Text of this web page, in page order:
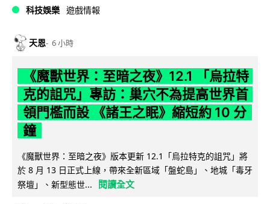
科技娛樂 遊戲情報
天恩 6 小時
《魔獸世界：至暗之夜》12.1 「烏拉特
克的詛咒」專訪：巢穴不為提高世界首
領門檻而設 《諸王之眠》縮短約 10 分
鐘
《魔獸世界：至暗之夜》版本更新 12.1「烏拉特克的詛咒」將
於 8 月 13 日正式上線，帶來全新區域「盤蛇島」、地城「毒牙
祭壇」、新型態世...
閱讀全文